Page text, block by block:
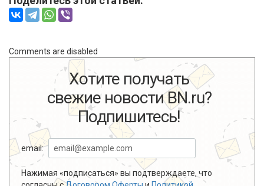
Comments are disabled
Хотите получать
свежие новости BN.ru?
Подпишитесь!
email:
Нажимая «подписаться» вы подтверждаете, что